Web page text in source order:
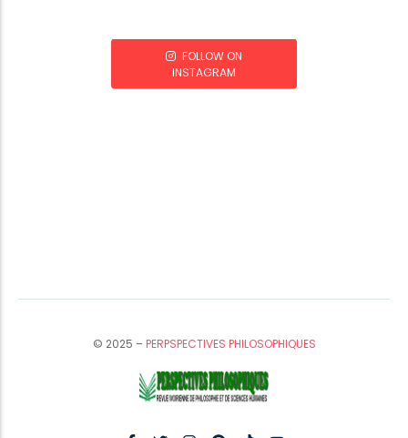
FOLLOW ON
INSTAGRAM
© 2025 –PERPSPECTIVES PHILOSOPHIQUES